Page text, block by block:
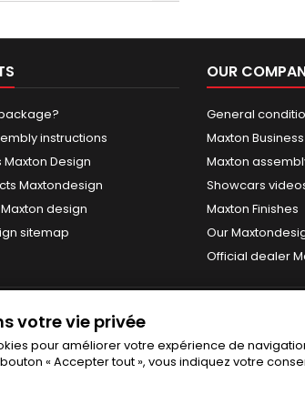
instructions
Design
Maxtondesign
design
sitemap
OUR
General
Maxton
Maxton
Showcars
Maxton Finishes
Our
Official dealer
votre vie privée
pour améliorer votre expérience de
« Accepter tout », vous indiquez votre